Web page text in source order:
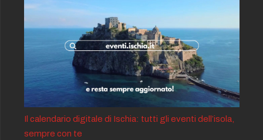
Il calendario digitale di Ischia: tutti gli eventi dell’isola,
sempre con te